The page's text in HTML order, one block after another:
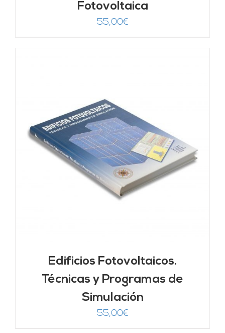
Fotovoltaica
55,00€
Edificios Fotovoltaicos.
Técnicas y Programas de
Simulación
55,00€